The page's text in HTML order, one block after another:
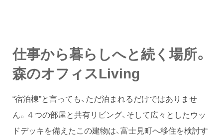
仕事から暮らしへと続く場所。
森のオフィスLiving
“宿泊棟”と言っても、ただ泊まれるだけではありませ
ん。４つの部屋と共有リビング、そして広々としたウッ
ドデッキを備えたこの建物は、富士見町へ移住を検討す